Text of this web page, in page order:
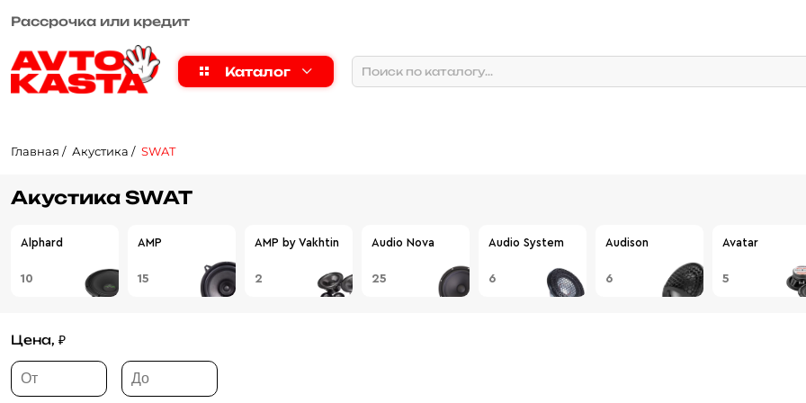
Рассрочка или кредит
Каталог
Главная Акустика SWAT
Акустика SWAT
Alphard
10
AMP
15
AMP by Vakhtin
2
Audio Nova
25
Audio System
6
Audison
6
Avatar
5
Цена, ₽